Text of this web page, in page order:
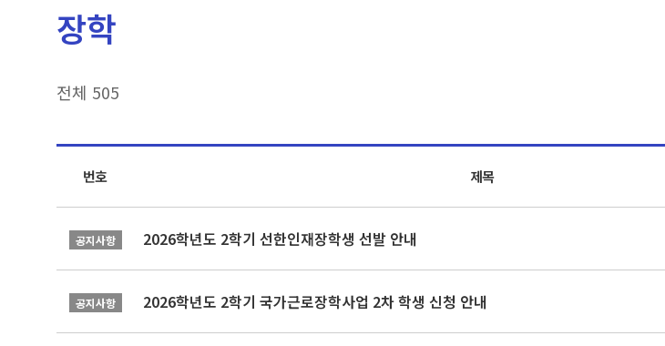
장학
전체 505
번호 제목
공지사항 2026학년도 2학기 선한인재장학생 선발 안내
공지사항 2026학년도 2학기 국가근로장학사업 2차 학생 신청 안내